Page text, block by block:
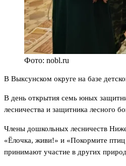
Фото: nobl.ru
В Выксунском округе на базе
В день открытия семь юных
лесничества и защитника лесного
Члены дошкольных лесничеств
«Ёлочка, живи!» и «Покормите птиц
принимают участие в других